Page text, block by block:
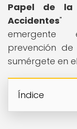
Papel de
Accidentes"
emergente
prevención de
sumérgete en
Índice